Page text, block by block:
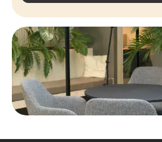
gestalten? Mit dem Steelcase Reply Air
unbenutzten Bürostuhl, der Komfort,
Benutzerfreundlichkeit perfekt miteinander
Ihren Steelcase Reply Air ganz einfach bei
von einer schnellen Lieferung,
Rückgaberecht. Sollten Sie noch Fragen
dabei, die richtige Wahl zu treffen.